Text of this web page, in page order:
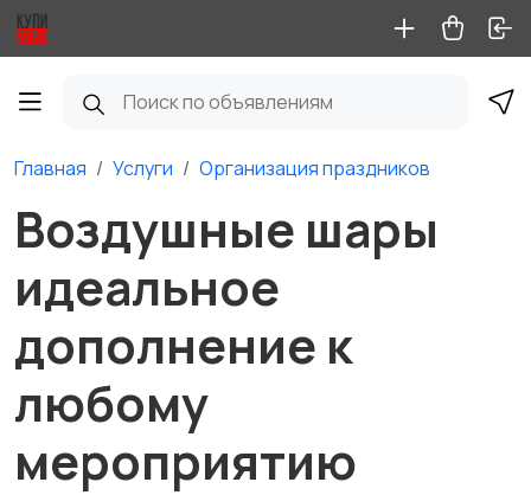
Главная Услуги Организация праздников
Воздушные шары
идеальное
дополнение к
любому
мероприятию